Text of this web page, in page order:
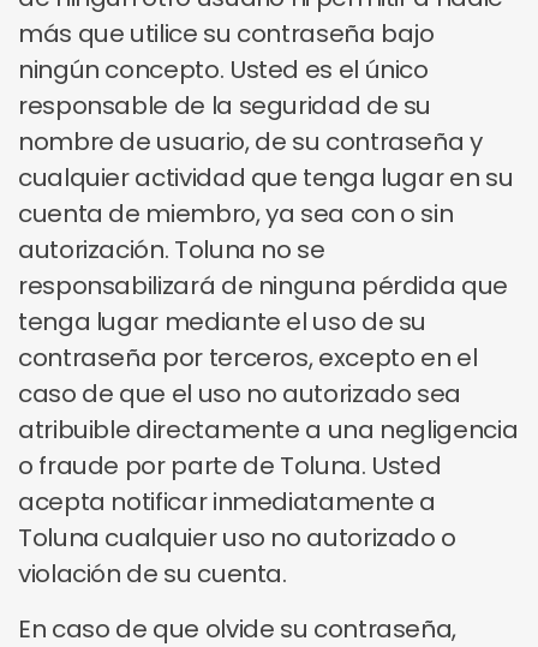
más que utilice su contraseña bajo
ningún concepto. Usted es el único
responsable de la seguridad de su
nombre de usuario, de su contraseña y
cualquier actividad que tenga lugar en su
cuenta de miembro, ya sea con o sin
autorización. Toluna no se
responsabilizará de ninguna pérdida que
tenga lugar mediante el uso de su
contraseña por terceros, excepto en el
caso de que el uso no autorizado sea
atribuible directamente a una negligencia
o fraude por parte de Toluna. Usted
acepta notificar inmediatamente a
Toluna cualquier uso no autorizado o
violación de su cuenta.
En caso de que olvide su contraseña,